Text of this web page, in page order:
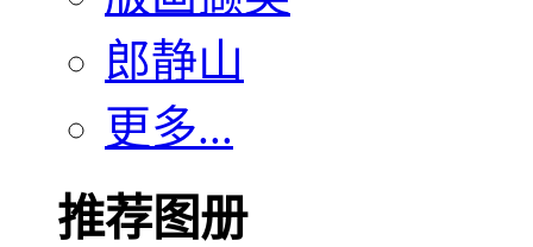
郎静山
更多...
推荐图册